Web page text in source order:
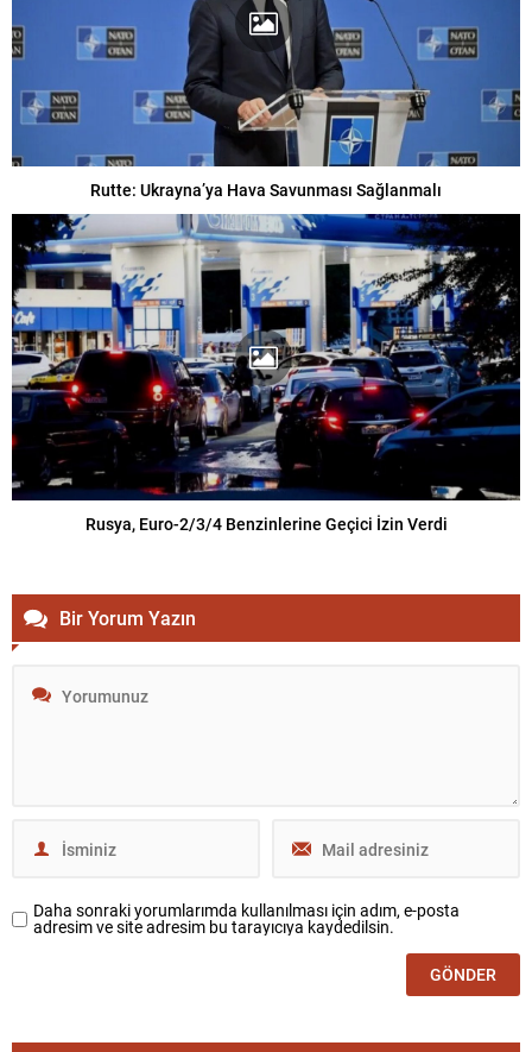
Rutte: Ukrayna’ya Hava Savunması Sağlanmalı
Rusya, Euro-2/3/4 Benzinlerine Geçici İzin Verdi
Bir Yorum Yazın
Daha sonraki yorumlarımda kullanılması için adım, e-posta
adresim ve site adresim bu tarayıcıya kaydedilsin.